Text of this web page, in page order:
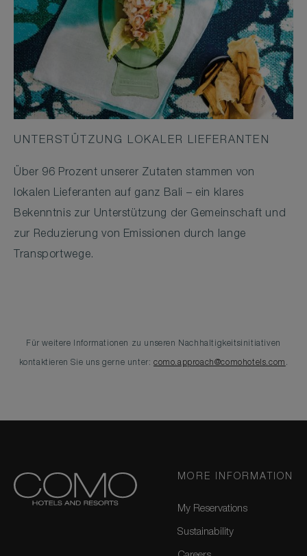
UNTERSTÜTZUNG LOKALER LIEFERANTEN
Über 96 Prozent unserer Zutaten stammen von
lokalen Lieferanten auf ganz Bali – ein klares
Bekenntnis zur Unterstützung der Gemeinschaft und
zur Reduzierung von Emissionen durch lange
Transportwege.
Für weitere Informationen zu unseren Nachhaltigkeitsinitiativen
kontaktieren Sie uns gerne unter: como.approach@comohotels.com .
MORE INFORMATION
My Reservations
Sustainability